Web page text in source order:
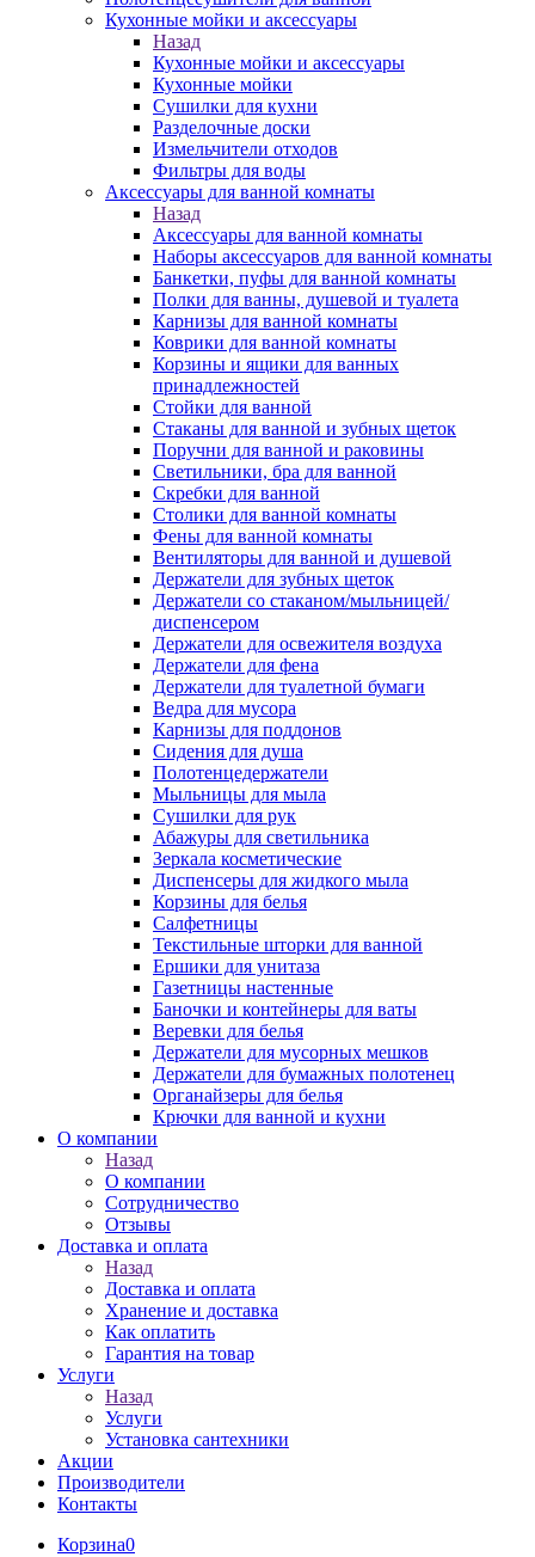
Кухонные мойки и аксессуары
Назад
Кухонные мойки и аксессуары
Кухонные мойки
Сушилки для кухни
Разделочные доски
Измельчители отходов
Фильтры для воды
Аксессуары для ванной комнаты
Назад
Аксессуары для ванной комнаты
Наборы аксессуаров для ванной комнаты
Банкетки, пуфы для ванной комнаты
Полки для ванны, душевой и туалета
Карнизы для ванной комнаты
Коврики для ванной комнаты
Корзины и ящики для ванных
принадлежностей
Стойки для ванной
Стаканы для ванной и зубных щеток
Поручни для ванной и раковины
Светильники, бра для ванной
Скребки для ванной
Столики для ванной комнаты
Фены для ванной комнаты
Вентиляторы для ванной и душевой
Держатели для зубных щеток
Держатели со стаканом/мыльницей/
диспенсером
Держатели для освежителя воздуха
Держатели для фена
Держатели для туалетной бумаги
Ведра для мусора
Карнизы для поддонов
Сидения для душа
Полотенцедержатели
Мыльницы для мыла
Сушилки для рук
Абажуры для светильника
Зеркала косметические
Диспенсеры для жидкого мыла
Корзины для белья
Салфетницы
Текстильные шторки для ванной
Ершики для унитаза
Газетницы настенные
Баночки и контейнеры для ваты
Веревки для белья
Держатели для мусорных мешков
Держатели для бумажных полотенец
Органайзеры для белья
Крючки для ванной и кухни
О компании
Назад
О компании
Сотрудничество
Отзывы
Доставка и оплата
Назад
Доставка и оплата
Хранение и доставка
Как оплатить
Гарантия на товар
Услуги
Назад
Услуги
Установка сантехники
Акции
Производители
Контакты
Корзина0